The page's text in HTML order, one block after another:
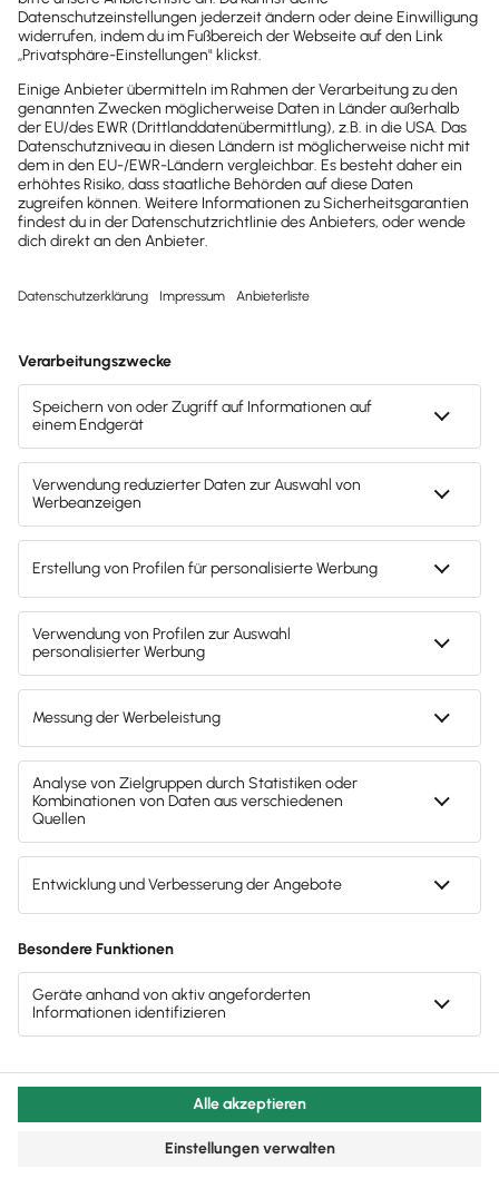
BWA
(Jahresgewinn)
EÜR
Steuerberater
Zugänge
Kassenbuchschneller
schreiben ...
Bar-Einnahmen
z.B. von Märkten erfassen,
splitten und kategorisieren
automatisch berechnet
Finanzamt-Vorgaben(GoBD)
erfüllt + Steuerberater-Export
Funktionen von A-Z als PDF ›
Alle Schnittstellen + Partner als PDF ›
Kaufen + 50 % sparen